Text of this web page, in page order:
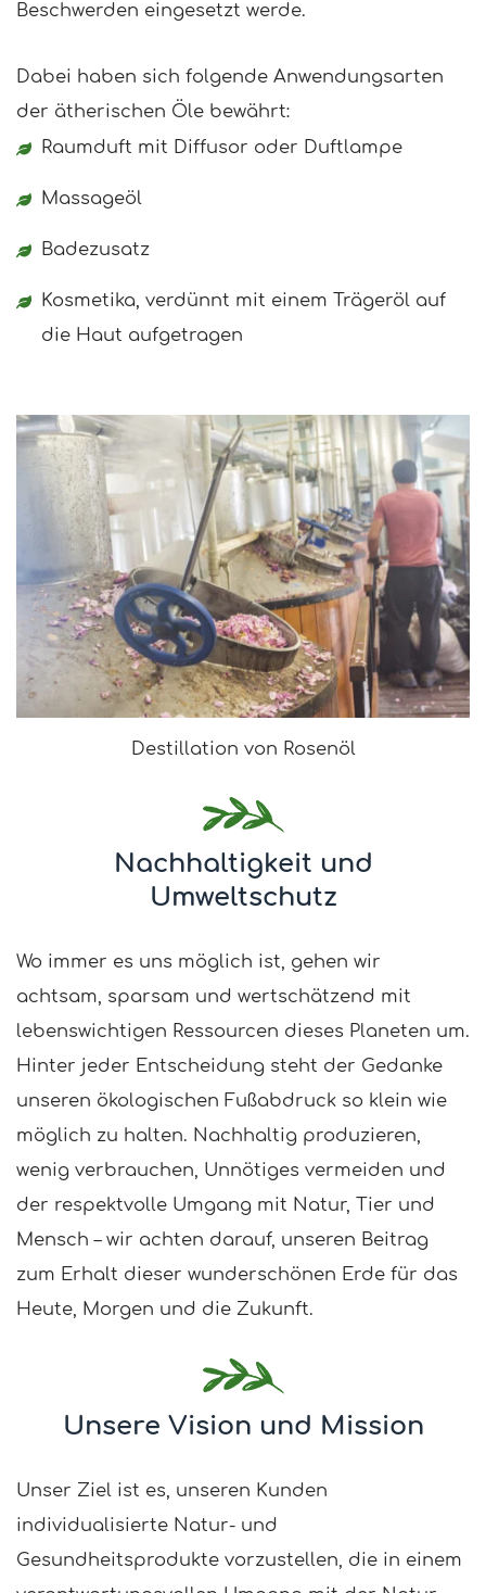
Beschwerden eingesetzt werde.
Dabei haben sich folgende Anwendungsarten
der ätherischen Öle bewährt:
Raumduft mit Diffusor oder Duftlampe
Massageöl
Badezusatz
Kosmetika, verdünnt mit einem Trägeröl auf
die Haut aufgetragen
Destillation von Rosenöl
Nachhaltigkeit und
Umweltschutz
Wo immer es uns möglich ist, gehen wir
achtsam, sparsam und wertschätzend mit
lebenswichtigen Ressourcen dieses Planeten um.
Hinter jeder Entscheidung steht der Gedanke
unseren ökologischen Fußabdruck so klein wie
möglich zu halten. Nachhaltig produzieren,
wenig verbrauchen, Unnötiges vermeiden und
der respektvolle Umgang mit Natur, Tier und
Mensch – wir achten darauf, unseren Beitrag
zum Erhalt dieser wunderschönen Erde für das
Heute, Morgen und die Zukunft.
Unsere Vision und Mission
Unser Ziel ist es, unseren Kunden
individualisierte Natur- und
Gesundheitsprodukte vorzustellen, die in einem